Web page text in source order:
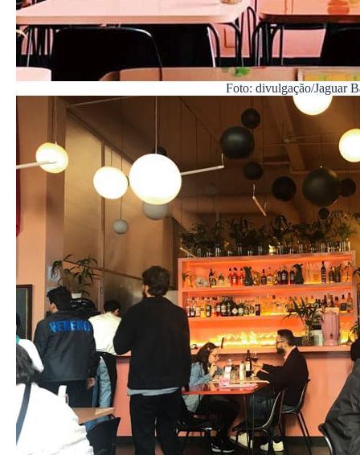
Foto: divulgação/Jaguar